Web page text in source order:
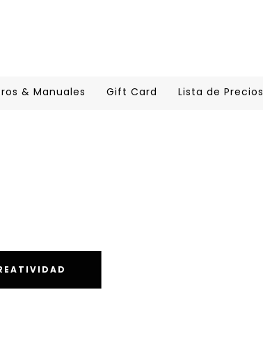
& Manuales Gift Card Lista de Precios